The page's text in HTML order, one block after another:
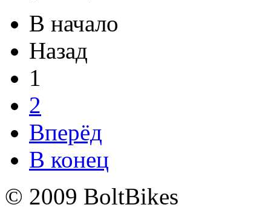
В начало
Назад
1
2
Вперёд
В конец
© 2009 BoltBikes